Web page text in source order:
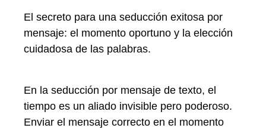
El secreto para una seducción exitosa por
mensaje: el momento oportuno y la elección
cuidadosa de las palabras.
En la seducción por mensaje de texto, el
tiempo es un aliado invisible pero poderoso.
Enviar el mensaje correcto en el momento